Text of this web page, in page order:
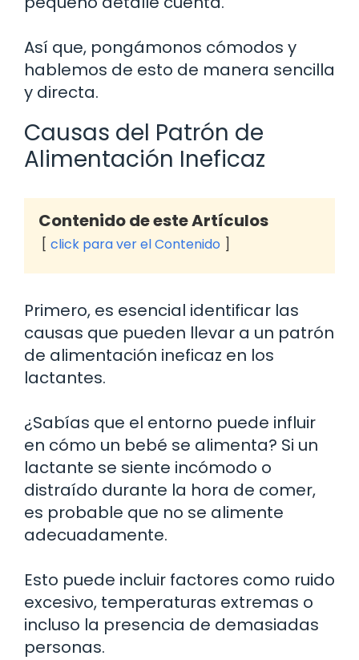
Así que, pongámonos cómodos y
hablemos de esto de manera sencilla
y directa.
Causas del Patrón de
Alimentación Ineficaz
Contenido de este Artículos
click para ver el Contenido
Primero, es esencial identificar las
causas que pueden llevar a un patrón
de alimentación ineficaz en los
lactantes.
¿Sabías que el entorno puede influir
en cómo un bebé se alimenta? Si un
lactante se siente incómodo o
distraído durante la hora de comer,
es probable que no se alimente
adecuadamente.
Esto puede incluir factores como ruido
excesivo, temperaturas extremas o
incluso la presencia de demasiadas
personas.